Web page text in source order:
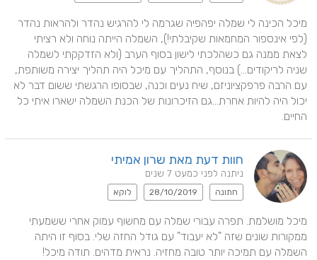
החיים.
חוות דעת מאת שרון אמיתי
ניתנה לפני כמעט 7 שנים
חתונה 28/10/2019 לוקא
השמלה עם תמיכה יותר טובה מחזיה. נראית מדהים. תודה מיכל!